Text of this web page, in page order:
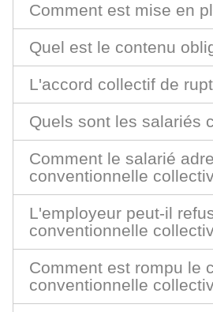
Comment est mise en
Quel est le contenu
L'accord collectif de
Quels sont les salariés
Comment le salarié
conventionnelle
L'employeur peut-il
conventionnelle
Comment est rompu le
conventionnelle